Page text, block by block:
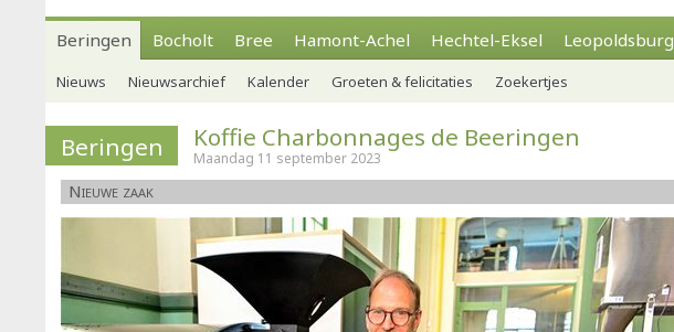
Beringen Bocholt Bree Hamont-Achel Hechtel-Eksel Leopoldsburg
Nieuws Nieuwsarchief Kalender Groeten & felicitaties Zoekertjes
Beringen Koffie Charbonnages de Beeringen
Maandag 11 september 2023
Nieuwe zaak